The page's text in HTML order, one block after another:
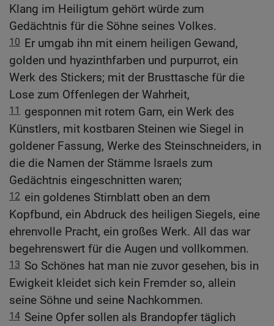
Klang im Heiligtum gehört würde zum
Gedächtnis für die Söhne seines Volkes.
10 Er umgab ihn mit einem heiligen Gewand,
golden und hyazinthfarben und purpurrot, ein
Werk des Stickers; mit der Brusttasche für die
Lose zum Offenlegen der Wahrheit,
11
gesponnen mit rotem Garn, ein Werk des
Künstlers, mit kostbaren Steinen wie Siegel in
goldener Fassung, Werke des Steinschneiders, in
die die Namen der Stämme Israels zum
Gedächtnis eingeschnitten waren;
12 ein goldenes Stirnblatt oben an dem
Kopfbund, ein Abdruck des heiligen Siegels, eine
ehrenvolle Pracht, ein großes Werk. All das war
begehrenswert für die Augen und vollkommen.
13 So Schönes hat man nie zuvor gesehen, bis in
Ewigkeit kleidet sich kein Fremder so, allein
seine Söhne und seine Nachkommen.
14 Seine Opfer sollen als Brandopfer täglich